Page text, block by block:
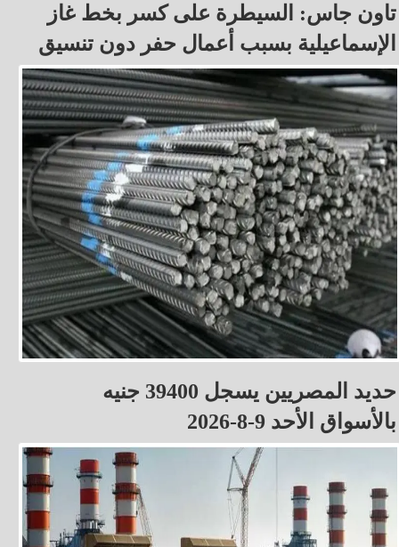
تاون جاس: السيطرة على كسر بخط غاز
الإسماعيلية بسبب أعمال حفر دون تنسيق
حديد المصريين يسجل 39400 جنيه
بالأسواق الأحد 9-8-2026